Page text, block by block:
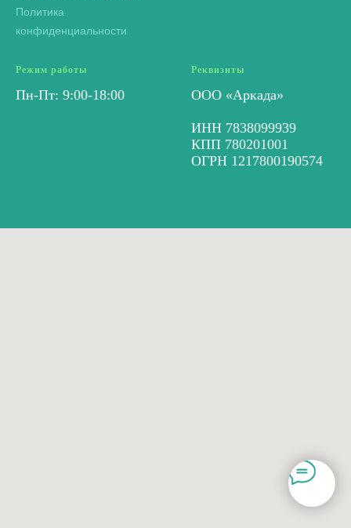
Политика
конфиденциальности
Режим работы
Пн-Пт: 9:00-18:00
Реквизиты
ООО «Аркада»
ИНН 7838099939
КПП 780201001
ОГРН 1217800190574